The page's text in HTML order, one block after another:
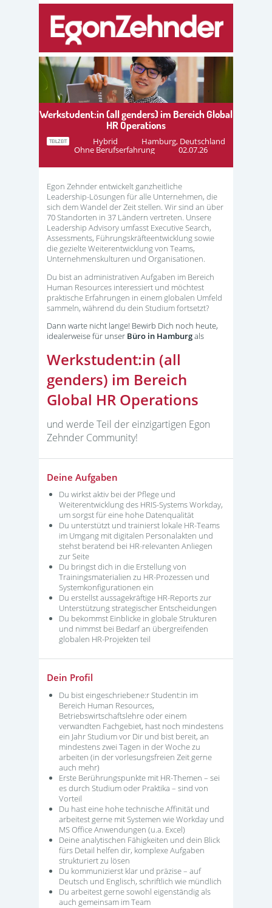
Werkstudent:in (all genders) im Bereich Global
HR Operations
TEILZEIT Hybrid Hamburg, Deutschland
Ohne Berufserfahrung 02.07.26
Egon Zehnder entwickelt ganzheitliche
Leadership-Lösungen für alle Unternehmen, die
sich dem Wandel der Zeit stellen. Wir sind an über
70 Standorten in 37 Ländern vertreten. Unsere
Leadership Advisory umfasst Executive Search,
Assessments, Führungskräfteentwicklung sowie
die gezielte Weiterentwicklung von Teams,
Unternehmenskulturen und Organisationen.
Du bist an administrativen Aufgaben im Bereich
Human Resources interessiert und möchtest
praktische Erfahrungen in einem globalen Umfeld
sammeln, während du dein Studium fortsetzt?
Dann warte nicht lange! Bewirb Dich noch heute,
idealerweise für unser Büro in Hamburgals
Werkstudent:in (all
genders) im Bereich
Global HR Operations
und werde Teil der einzigartigen Egon
Zehnder Community!
Deine Aufgaben
Du wirkst aktiv bei der Pflege und
Weiterentwicklung des HRIS-Systems Workday,
um sorgst für eine hohe Datenqualität
Du unterstützt und trainierst lokale HR-Teams
im Umgang mit digitalen Personalakten und
stehst beratend bei HR-relevanten Anliegen
zur Seite
Du bringst dich in die Erstellung von
Trainingsmaterialien zu HR-Prozessen und
Systemkonfigurationen ein
Du erstellst aussagekräftige HR-Reports zur
Unterstützung strategischer Entscheidungen
Du bekommst Einblicke in globale Strukturen
und nimmst bei Bedarf an übergreifenden
globalen HR-Projekten teil
Dein Profil
Du bist eingeschriebene:r Student:in im
Bereich Human Resources,
Betriebswirtschaftslehre oder einem
verwandten Fachgebiet, hast noch mindestens
ein Jahr Studium vor Dir und bist bereit, an
mindestens zwei Tagen in der Woche zu
arbeiten (in der vorlesungsfreien Zeit gerne
auch mehr)
Erste Berührungspunkte mit HR-Themen – sei
es durch Studium oder Praktika – sind von
Vorteil
Du hast eine hohe technische Affinität und
arbeitest gerne mit Systemen wie Workday und
MS Office Anwendungen (u.a. Excel)
Deine analytischen Fähigkeiten und dein Blick
fürs Detail helfen dir, komplexe Aufgaben
strukturiert zu lösen
Du kommunizierst klar und präzise – auf
Deutsch und Englisch, schriftlich wie mündlich
Du arbeitest gerne sowohl eigenständig als
auch gemeinsam im Team